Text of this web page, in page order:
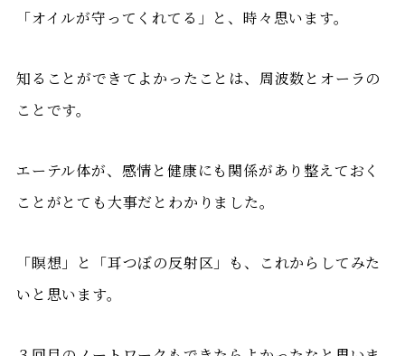
「オイルが守ってくれてる」と、時々思います。
知ることができてよかったことは、周波数とオーラの
ことです。
エーテル体が、感情と健康にも関係があり整えておく
ことがとても大事だとわかりました。
「瞑想」と「耳つぼの反射区」も、これからしてみた
いと思います。